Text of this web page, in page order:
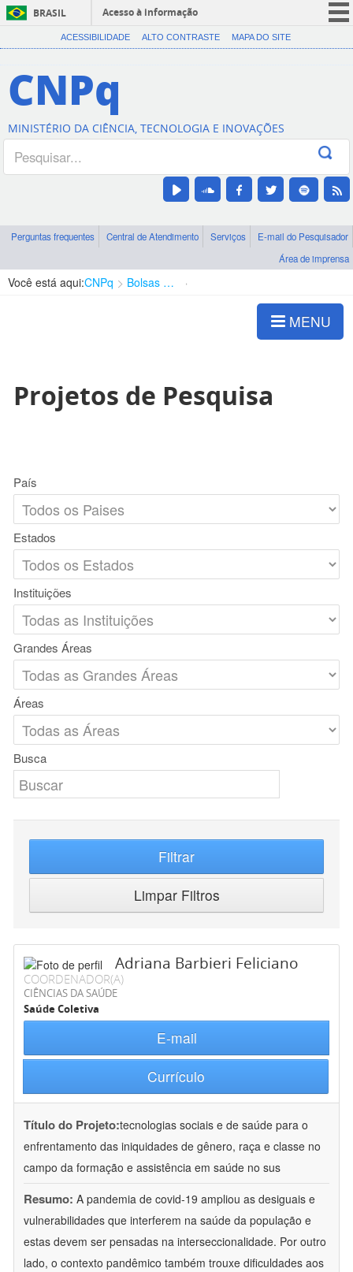
BRASIL
Acesso à informação
CORONAVÍRUS (COVID-19)
Canais
ACESSIBILIDADE ALTO CONTRASTE MAPA DO SITE
CNPq
MINISTÉRIO DA CIÊNCIA, TECNOLOGIA E INOVAÇÕES
Perguntas frequentes Central de Atendimento Serviços
E-mail do Pesquisador
Área de imprensa
Você está aqui:CNPq Bolsas e Auxílios Vigentes
MENU
Projetos de Pesquisa
País
Estados
Instituições
Grandes Áreas
Áreas
Busca
Filtrar
Limpar Filtros
Adriana Barbieri Feliciano
COORDENADOR(A)
CIÊNCIAS DA SAÚDE
Saúde Coletiva
E-mail
Currículo
Título do Projeto:tecnologias sociais e de saúde para o
enfrentamento das iniquidades de gênero, raça e classe no
campo da formação e assistência em saúde no sus
Resumo: A pandemia de covid-19 ampliou as desiguais e
vulnerabilidades que interferem na saúde da população e
estas devem ser pensadas na interseccionalidade. Por outro
lado, o contexto pandêmico também trouxe dificuldades aos